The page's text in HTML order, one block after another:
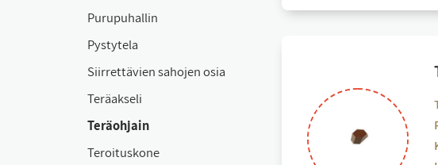
Pu­ru­pu­hal­lin
Pys­ty­te­la
Siir­ret­tä­vien sa­ho­jen osia
Te­räak­se­li
Te­räoh­jain
Te­roi­tus­ko­ne